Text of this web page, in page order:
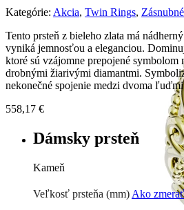
Kategórie: Akcia, Twin Rings,
Tento prsteň z bieleho zlata má
vyniká jemnosťou a eleganciou.
ktoré sú vzájomne prepojené symbolom
drobnými žiarivými diamantmi.
nekonečné spojenie medzi dvoma
558,17 €
Dámsky prsteň
Kameň
Veľkosť prsteňa (mm) Ako